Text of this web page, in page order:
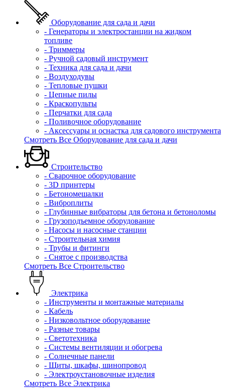
Оборудование для сада и дачи
- Генераторы и электростанции на жидком
топливе
- Триммеры
- Ручной садовый инструмент
- Техника для сада и дачи
- Воздуходувы
- Тепловые пушки
- Цепные пилы
- Краскопульты
- Перчатки для сада
- Поливочное оборудование
- Аксессуары и оснастка для садового инструмента
Смотреть Все Оборудование для сада и дачи
Строительство
- Сварочное оборудование
- 3D принтеры
- Бетономешалки
- Виброплиты
- Глубинные вибраторы для бетона и бетоноломы
- Грузоподъемное оборудование
- Насосы и насосные станции
- Строительная химия
- Трубы и фитинги
- Снятое с производства
Смотреть Все Строительство
Электрика
- Инструменты и монтажные материалы
- Кабель
- Низковольтное оборудование
- Разные товары
- Светотехника
- Системы вентиляции и обогрева
- Солнечные панели
- Щиты, шкафы, шинопровод
- Электроустановочные изделия
Смотреть Все Электрика